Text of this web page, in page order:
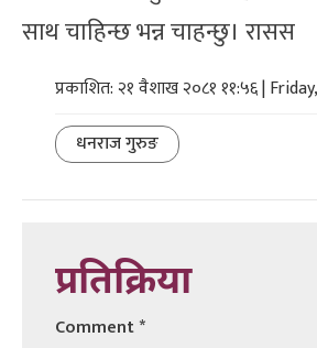
साथ चाहिन्छ भन्न चाहन्छु। रासस
प्रकाशित: २१ वैशाख २०८१ ११:५६ |
धनराज गुरुङ
प्रतिक्रिया
Comment*